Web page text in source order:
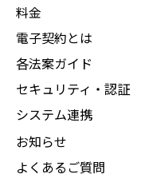
料金
電子契約とは
各法案ガイド
セキュリティ・認証
システム連携
お知らせ
よくあるご質問